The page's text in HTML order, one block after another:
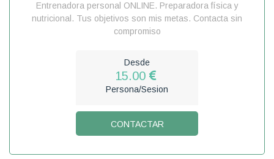
Entrenadora personal ONLINE. Preparadora física y
nutricional. Tus objetivos son mis metas. Contacta sin
compromiso
Desde
15.00
Persona/Sesion
CONTACTAR